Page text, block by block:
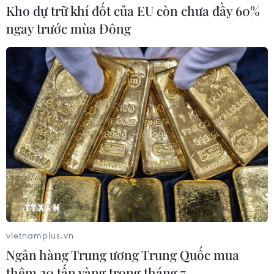
Lâm Đồng: Hủy hoại mốc giới, xây dựng
không phép ven hồ Próh
06/10/2021 14:20
Chỉ trong thời gian ngắn, những căn nhà ven hồ thủy lợi
Próh ngày trước chỉ là các lán trại chứa nông cụ sản
xuất, giờ đã nâng cấp thành những căn nhà lớn ven hồ,
có lắp cả hệ thống điện gió trên nóc.
Kho dự trữ khí đốt của EU còn chưa đầy 60%
ngay trước mùa Đông
vietnamplus.vn
Ngân hàng Trung ương Trung Quốc mua